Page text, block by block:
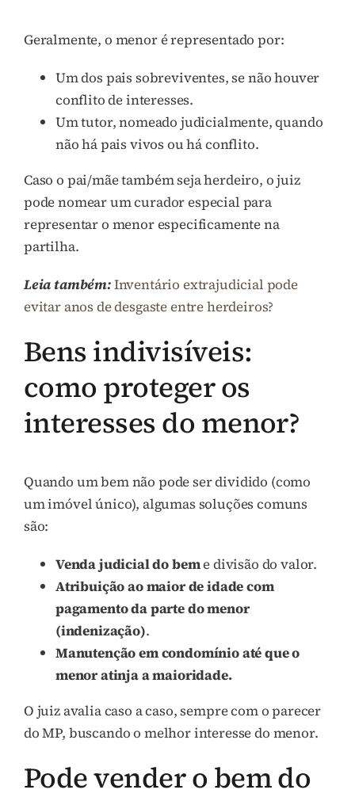
Geralmente, o menor é representado por:
Um dos pais sobreviventes, se não houver
conflito de interesses.
Um tutor, nomeado judicialmente, quando
não há pais vivos ou há conflito.
Caso o pai/mãe também seja herdeiro, o juiz
pode nomear um curador especial para
representar o menor especificamente na
partilha.
Leia também:Inventário extrajudicial pode
evitar anos de desgaste entre herdeiros?
Bens indivisíveis:
como proteger os
interesses do menor?
Quando um bem não pode ser dividido (como
um imóvel único), algumas soluções comuns
são:
Venda judicial do beme divisão do valor.
Atribuição ao maior de idade com
pagamento da parte do menor
(indenização).
Manutenção em condomínio até que o
menor atinja a maioridade.
O juiz avalia caso a caso, sempre com o parecer
do MP, buscando o melhor interesse do menor.
Pode vender o bem do